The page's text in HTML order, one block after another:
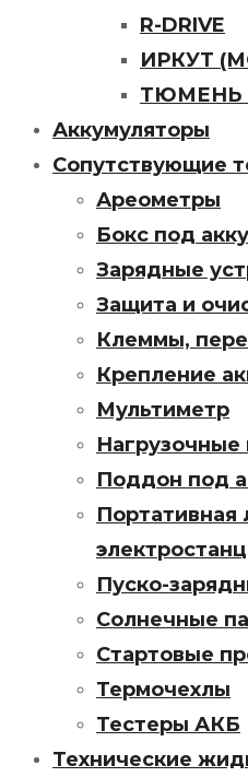
R-DRIVE
ИРКУТ
ТЮМЕНЬ
Аккумуляторы
Сопутствующие
Ареометры
Бокс под
Зарядные
Защита и
Клеммы,
Крепление
Мультиметр
Нагрузочные
Поддон под
Портативная
Пуско-
Солнечные
Стартовые
Термочехлы
Тестеры АКБ
Технические